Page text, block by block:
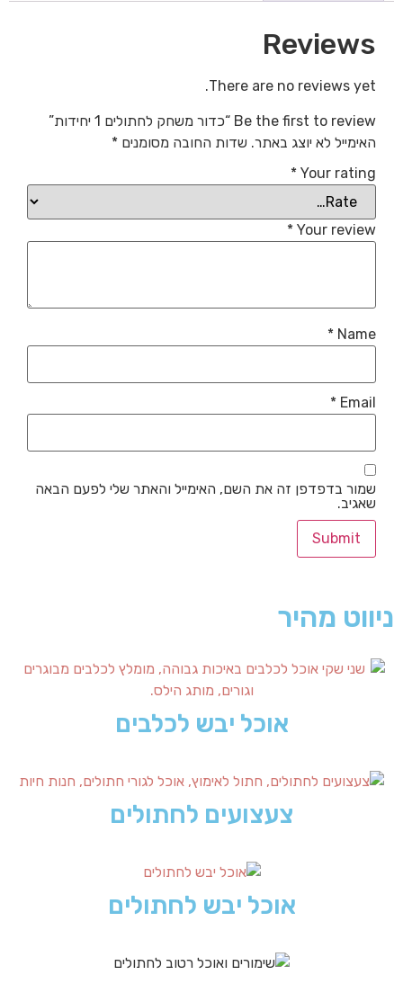
Reviews
There are no reviews yet.
Be the first to review “כדור משחק לחתולים 1 יחידות”
האימייל לא יוצג באתר. שדות החובה מסומנים *
Your rating
*
Your review
*
Name
*
Email
*
שמור בדפדפן זה את השם, האימייל והאתר שלי לפעם הבאה
שאגיב.
ניווט מהיר
אוכל יבש לכלבים
צעצועים לחתולים
אוכל יבש לחתולים